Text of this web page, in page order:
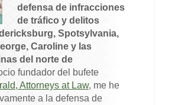
defensa de infracciones
de tráfico y delitos
Spotsylvania,
Caroline y las
del norte de
fundador del bufete
Attorneys at Law, me he
a la defensa de